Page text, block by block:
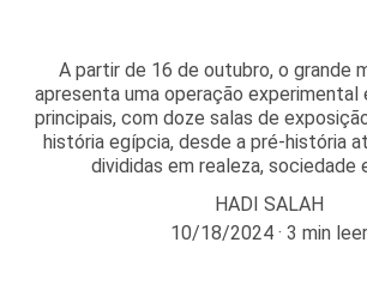
A partir de 16 de outubro, o grande
apresenta uma operação experimental
principais, com doze salas de
história egípcia, desde a pré-história
divididas em realeza, sociedade
HADI SALAH
10/18/2024
3 min leer